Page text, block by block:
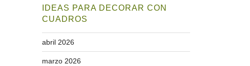
IDEAS PARA DECORAR CON
CUADROS
abril 2026
marzo 2026